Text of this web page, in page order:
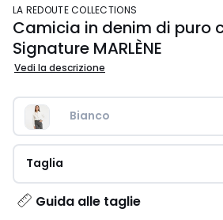
LA REDOUTE COLLECTIONS
Camicia in denim di puro
Signature MARLÈNE
Vedi la descrizione
Bianco
Taglia
Guida alle taglie